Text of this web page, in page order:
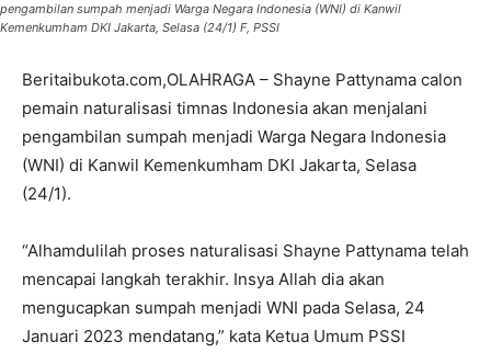
pengambilan sumpah menjadi Warga Negara Indonesia (WNI) di Kanwil
Kemenkumham DKI Jakarta, Selasa (24/1) F, PSSI
Beritaibukota.com,OLAHRAGA – Shayne Pattynama calon
pemain naturalisasi timnas Indonesia akan menjalani
pengambilan sumpah menjadi Warga Negara Indonesia
(WNI) di Kanwil Kemenkumham DKI Jakarta, Selasa
(24/1).
“Alhamdulilah proses naturalisasi Shayne Pattynama telah
mencapai langkah terakhir. Insya Allah dia akan
mengucapkan sumpah menjadi WNI pada Selasa, 24
Januari 2023 mendatang,” kata Ketua Umum PSSI